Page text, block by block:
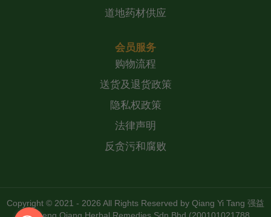
道地药材供应
会员服务
购物流程
送货及退货政策
隐私权政策
法律声明
反贪污和腐败
Copyright © 2021 - 2026 All Rights Reserved by Qiang Yi Tang 强益